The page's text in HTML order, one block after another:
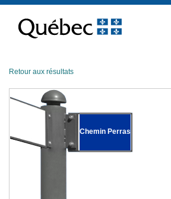
contenu
Retour aux résultats
Chemin Perras